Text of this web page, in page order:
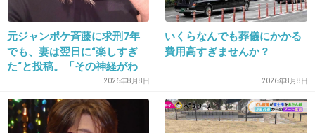
男子で肌がキレイな人は羨ましい
11. 匿名 2015/02/19(木) 21:48:02
元ジャンポケ斉藤に求刑7年
でも、妻は翌日に“楽しすぎ
た“と投稿。「その神経がわ
2026年8月8日
いくらなんでも葬儀にかかる
費用高すぎませんか？
2026年8月8日